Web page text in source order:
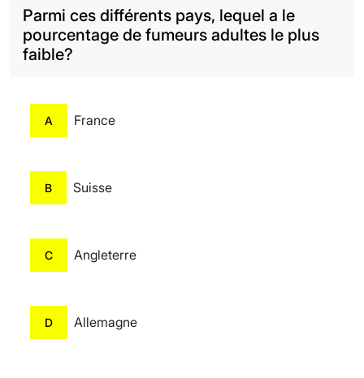
Parmi ces différents pays, lequel a le
pourcentage de fumeurs adultes le plus
faible?
A France
B Suisse
C Angleterre
D Allemagne